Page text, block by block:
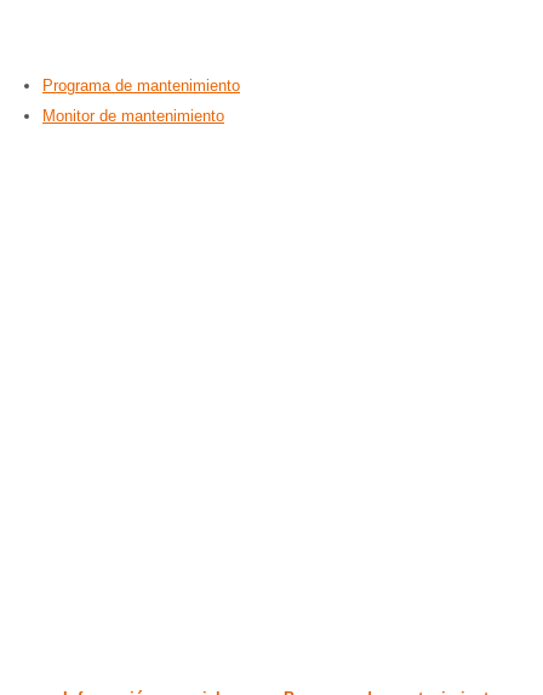
Programa de mantenimiento
Monitor de mantenimiento